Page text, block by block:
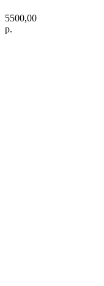
5500,00
р.